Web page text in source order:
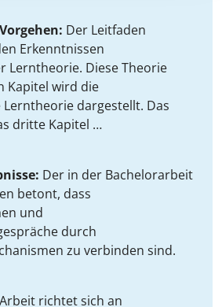
Der Leitfaden
Erkenntnissen
Lerntheorie. Diese Theorie
Kapitel wird die
dargestellt. Das
dritte Kapitel …
Der in der Bachelorarbeit
betont, dass
und
durch
zu verbinden sind.
richtet sich an